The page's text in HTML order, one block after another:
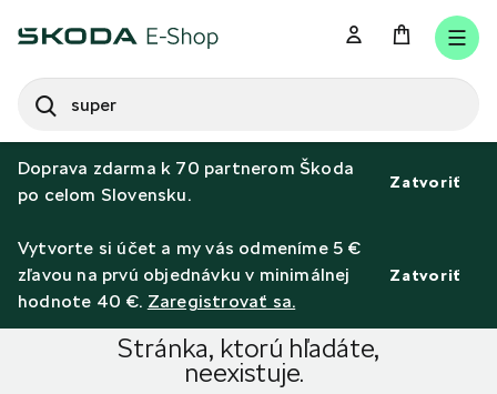
a
r
h
SEARCH
Doprava zdarma k 70 partnerom Škoda
po celom Slovensku.
Zatvoriť
Vytvorte si účet a my vás odmeníme 5 €
zľavou na prvú objednávku v minimálnej
hodnote 40 €. Zaregistrovať sa.
Zatvoriť
Chyba 404
Stránka, ktorú hľadáte,
neexistuje.